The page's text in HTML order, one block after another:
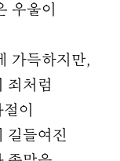
우울이
가득하지만,
죄처럼
이
길들여진